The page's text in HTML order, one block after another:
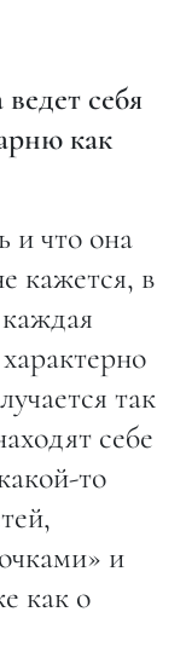
себя
как
и что она
кажется, в
так
себе
то
и
как о